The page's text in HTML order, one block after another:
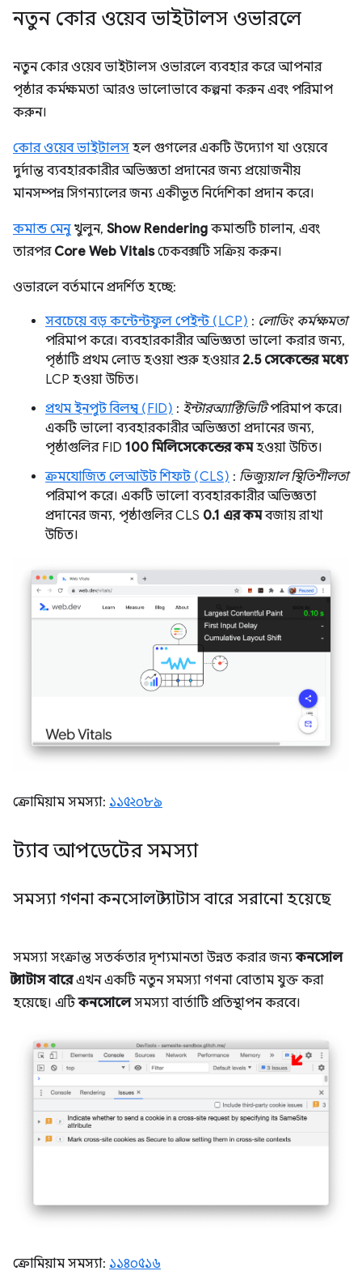
নতুন কোর ওয়েব ভাইটালস ওভারলে
নতুন কোর ওয়েব ভাইটালস ওভারলে ব্যবহার করে আপনার
পৃষ্ঠার কর্মক্ষমতা আরও ভালোভাবে কল্পনা করুন এবং পরিমাপ
করুন।
কোর ওয়েব ভাইটালস হল গুগলের একটি উদ্যোগ যা ওয়েবে
দুর্দান্ত ব্যবহারকারীর অভিজ্ঞতা প্রদানের জন্য প্রয়োজনীয়
মানসম্পন্ন সিগন্যালের জন্য একীভূত নির্দেশিকা প্রদান করে।
কমান্ড মেনুখুলুন, Show Rendering কমান্ডটি চালান, এবং
তারপর Core Web Vitalsচেকবক্সটি সক্রিয় করুন।
ওভারলে বর্তমানে প্রদর্শিত হচ্ছে:
সবচেয়ে বড় কন্টেন্টফুল পেইন্ট (LCP) : লোডিং কর্মক্ষমতা
পরিমাপ করে। ব্যবহারকারীর অভিজ্ঞতা ভালো করার জন্য,
পৃষ্ঠাটি প্রথম লোড হওয়া শুরু হওয়ার 2.5 সেকেন্ডের মধ্যে
LCP হওয়া উচিত।
প্রথম ইনপুট বিলম্ব (FID) : ইন্টারঅ্যাক্টিভিটিপরিমাপ করে।
একটি ভালো ব্যবহারকারীর অভিজ্ঞতা প্রদানের জন্য,
পৃষ্ঠাগুলির FID 100 মিলিসেকেন্ডের কমহওয়া উচিত।
ক্রমযোজিত লেআউট শিফট (CLS) : ভিজ্যুয়াল স্থিতিশীলতা
পরিমাপ করে। একটি ভালো ব্যবহারকারীর অভিজ্ঞতা
প্রদানের জন্য, পৃষ্ঠাগুলির CLS 0.1 এর কমবজায় রাখা
উচিত।
ক্রোমিয়াম সমস্যা: ১১৫২০৮৯
ট্যাব আপডেটের সমস্যা
সমস্যা গণনা কনসোল স্ট্যাটাস বারে সরানো হয়েছে
সমস্যা সংক্রান্ত সতর্কতার দৃশ্যমানতা উন্নত করার জন্যকনসোল
স্ট্যাটাস বারেএখন একটি নতুন সমস্যা গণনা বোতাম যুক্ত করা
হয়েছে। এটিকনসোলেসমস্যা বার্তাটি প্রতিস্থাপন করবে।
ক্রোমিয়াম সমস্যা: ১১৪০৫১৬